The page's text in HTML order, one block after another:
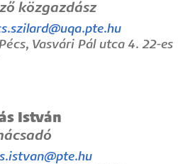
közgazdász
Vasvári Pál utca 4. 22-es
István